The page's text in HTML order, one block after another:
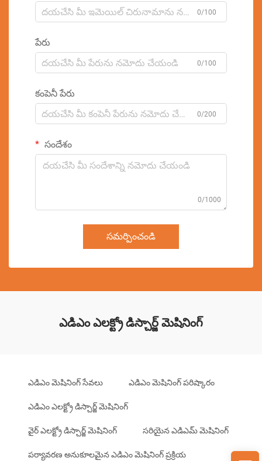
0/100
పేరు
0/100
కంపెనీ పేరు
0/200
సందేశం
0/1000
సమర్పించండి
ఎడిఎం ఎలక్ట్రో డిస్చార్జ్ మెషినింగ్
ఎడిఎం మెషినింగ్ సేవలు ఎడిఎం మెషినింగ్ పరిష్కారం
ఎడిఎం ఎలక్ట్రో డిస్చార్జ్ మెషినింగ్
వైర్ ఎలక్ట్రో డిస్చార్జ్ మెషినింగ్ సరియైన ఎడిఎమ్ మెషినింగ్
పర్యావరణ అనుకూలమైన ఎడిఎం మెషినింగ్ ప్రక్రియ